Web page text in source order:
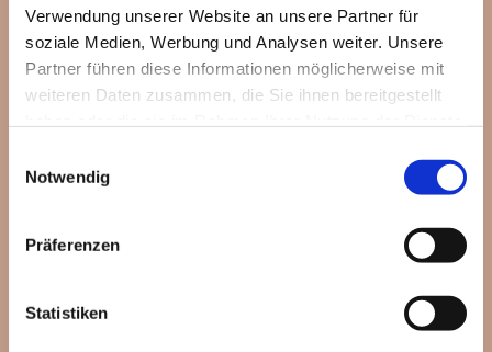
Verwendung unserer Website an unsere Partner für
soziale Medien, Werbung und Analysen weiter. Unsere
Partner führen diese Informationen möglicherweise mit
weiteren Daten zusammen, die Sie ihnen bereitgestellt
Notwendig
Präferenzen
Statistiken
Dies könnte Sie auch